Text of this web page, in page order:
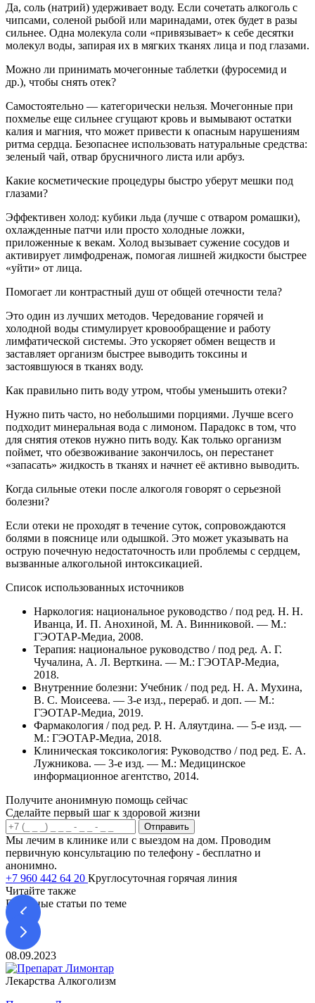
Да, соль (натрий) удерживает воду. Если сочетать алкоголь с
чипсами, соленой рыбой или маринадами, отек будет в разы
сильнее. Одна молекула соли «привязывает» к себе десятки
молекул воды, запирая их в мягких тканях лица и под глазами.
Можно ли принимать мочегонные таблетки (фуросемид и
др.), чтобы снять отек?
Самостоятельно — категорически нельзя. Мочегонные при
похмелье еще сильнее сгущают кровь и вымывают остатки
калия и магния, что может привести к опасным нарушениям
ритма сердца. Безопаснее использовать натуральные средства:
зеленый чай, отвар брусничного листа или арбуз.
Какие косметические процедуры быстро уберут мешки под
глазами?
Эффективен холод: кубики льда (лучше с отваром ромашки),
охлажденные патчи или просто холодные ложки,
приложенные к векам. Холод вызывает сужение сосудов и
активирует лимфодренаж, помогая лишней жидкости быстрее
«уйти» от лица.
Помогает ли контрастный душ от общей отечности тела?
Это один из лучших методов. Чередование горячей и
холодной воды стимулирует кровообращение и работу
лимфатической системы. Это ускоряет обмен веществ и
заставляет организм быстрее выводить токсины и
застоявшуюся в тканях воду.
Как правильно пить воду утром, чтобы уменьшить отеки?
Нужно пить часто, но небольшими порциями. Лучше всего
подходит минеральная вода с лимоном. Парадокс в том, что
для снятия отеков нужно пить воду. Как только организм
поймет, что обезвоживание закончилось, он перестанет
«запасать» жидкость в тканях и начнет её активно выводить.
Когда сильные отеки после алкоголя говорят о серьезной
болезни?
Если отеки не проходят в течение суток, сопровождаются
болями в пояснице или одышкой. Это может указывать на
острую почечную недостаточность или проблемы с сердцем,
вызванные алкогольной интоксикацией.
Список использованных источников
Наркология: национальное руководство / под ред. Н. Н.
Иванца, И. П. Анохиной, М. А. Винниковой. — М.:
ГЭОТАР-Медиа, 2008.
Терапия: национальное руководство / под ред. А. Г.
Чучалина, А. Л. Верткина. — М.: ГЭОТАР-Медиа,
2018.
Внутренние болезни: Учебник / под ред. Н. А. Мухина,
В. С. Моисеева. — 3-е изд., перераб. и доп. — М.:
ГЭОТАР-Медиа, 2019.
Фармакология / под ред. Р. Н. Аляутдина. — 5-е изд. —
М.: ГЭОТАР-Медиа, 2018.
Клиническая токсикология: Руководство / под ред. Е. А.
Лужникова. — 3-е изд. — М.: Медицинское
информационное агентство, 2014.
Получите анонимную помощь сейчас
Сделайте первый шаг к здоровой жизни
Отправить
Мы лечим в клинике или с выездом на дом. Проводим
первичную консультацию по телефону - бесплатно и
анонимно.
+7 960 442 64 20 Круглосуточная горячая линия
Читайте также
Полезные статьи по теме
08.09.2023
Лекарства Алкоголизм